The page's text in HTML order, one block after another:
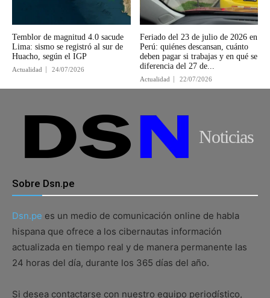
Temblor de magnitud 4.0 sacude
Lima: sismo se registró al sur de
Huacho, según el IGP
Actualidad 24/07/2026
Feriado del 23 de julio de 2026 en
Perú: quiénes descansan, cuánto
deben pagar si trabajas y en qué se
diferencia del 27 de...
Actualidad 22/07/2026
Noticias
Sobre Dsn.pe
Dsn.pe es un medio de comunicación online de habla
hispana que ofrece a los cibernautas información
actualizada en tiempo real y de manera permanente las
24 horas del día, durante los 365 días del año.
Si desea contactarse con nuestro equipo periodístico,